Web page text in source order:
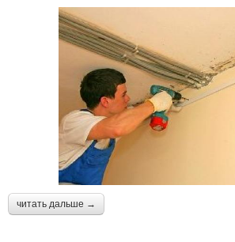
читать дальше →